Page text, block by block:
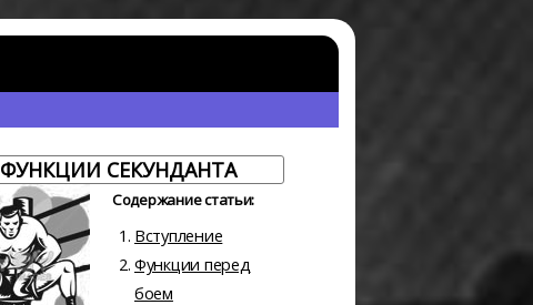
ФУНКЦИИ СЕКУНДАНТА
Содержание статьи:
Вступление
Функции перед
боем